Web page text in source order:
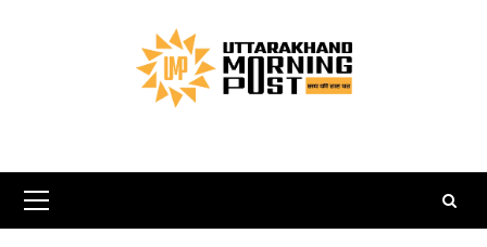
Primary
Menu